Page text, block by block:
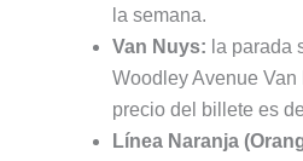
la semana.
Van Nuys: la parada
Woodley Avenue Van
precio del billete es
Línea Naranja